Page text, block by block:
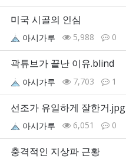
미국 시골의 인심
아시가루 5,988 0
곽튜브가 끝난 이유.blind
아시가루 7,703 1
선조가 유일하게 잘한거.jpg
아시가루 6,051 0
충격적인 지상파 근황